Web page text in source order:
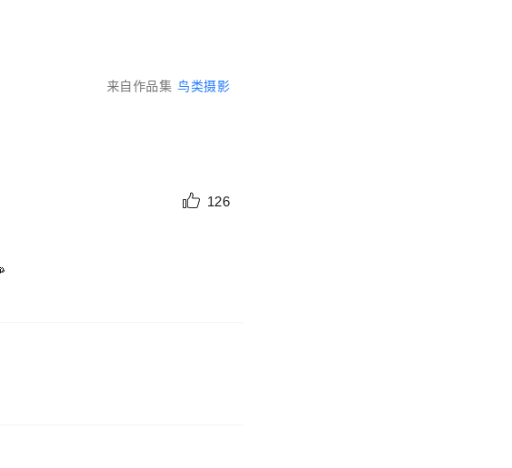
来自作品集 鸟类摄影